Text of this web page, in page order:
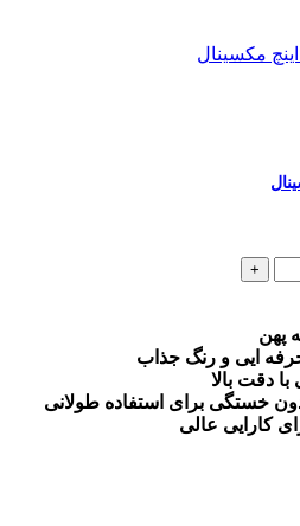
پهن
ایی و رنگ جذاب
دقت بالا
خستگی برای استفاده طولانی